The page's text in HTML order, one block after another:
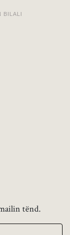
BILALI
tënd.